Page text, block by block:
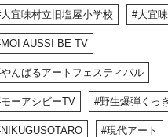
大宜味村立旧塩屋小学校 大宜
MOI AUSSI BE TV
やんばるアートフェスティバル
モーアシビーTV 野生爆弾くっ
NIKUGUSOTARO 現代アート